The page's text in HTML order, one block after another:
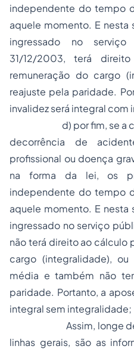
independente do tempo
aquele momento. E nesta
ingressado no
31/12/2003, terá
remuneração do cargo
reajuste pela paridade.
invalidez será integral com
d) por fim, se a
decorrência de
profissional ou doença
na forma da lei, os
independente do tempo
aquele momento. E nesta
ingressado no serviço
não terá direito ao cálculo
cargo (integralidade),
média e também não
paridade. Portanto, a
integral sem integralidade;
Assim, longe de
linhas gerais, são as